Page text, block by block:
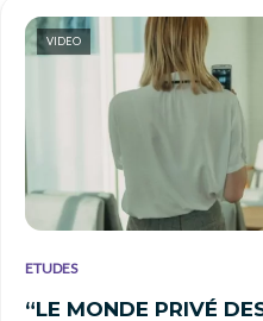
VIDEO
ETUDES
“LE MONDE PRIVÉ